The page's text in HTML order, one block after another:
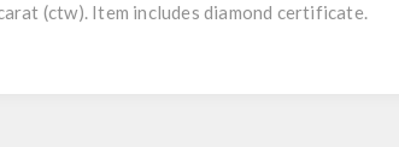
(ctw). Item includes diamond certificate.